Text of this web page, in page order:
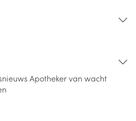
Apotheker van wacht